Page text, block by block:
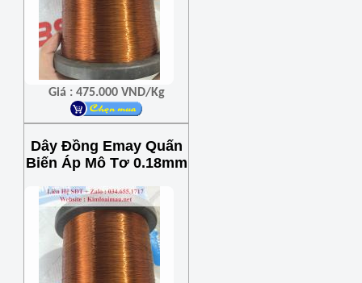
Giá : 475.000 VND/Kg
Dây Đồng Emay Quấn
Biến Áp Mô Tơ 0.18mm